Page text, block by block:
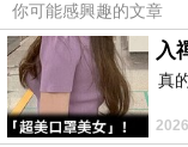
你可能感興趣的文章
入
真